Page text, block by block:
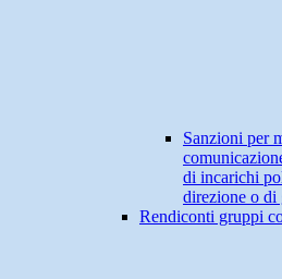
Sanzioni per
di incarichi
direzione o di
Rendiconti gruppi